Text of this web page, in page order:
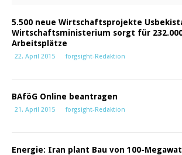
5.500 neue Wirtschaftsprojekte
Wirtschaftsministerium sorgt für
Arbeitsplätze
22. April 2015 forgsight-Redaktion
BAföG Online beantragen
21. April 2015 forgsight-Redaktion
Energie: Iran plant Bau von 100-